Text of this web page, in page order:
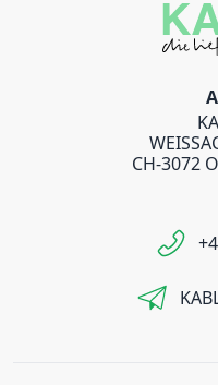
CH-3072